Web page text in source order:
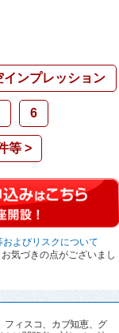
インプレッション
6
等 >
よびリスクについて
気づきの点がございまし
フィスコ、カブ知恵、グ